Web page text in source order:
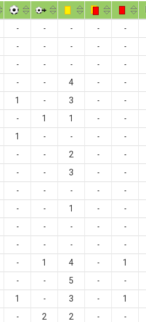
- - - - -
- - - - -
- - - - -
- - 4 - -
1 - 3 - -
- 1 1 - -
1 - - - -
- - 2 - -
- - 3 - -
- - - - -
- - 1 - -
- - - - -
- - - - -
- 1 4 - 1
- - 5 - -
1 - 3 - 1
- 2 2 - -